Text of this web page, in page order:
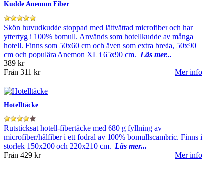
Kudde Anemon Fiber
Skön huvudkudde stoppad med lättvättad microfiber och har
yttertyg i 100% bomull. Används som hotellkudde av många
hotell. Finns som 50x60 cm och även som extra breda, 50x90
cm och populära Anemon XL i 65x90 cm. Läs mer...
389 kr
Från 311 kr Mer info
Hotelltäcke
Rutsticksat hotell-fibertäcke med 680 g fyllning av
microfiber/hålfiber i ett fodral av 100% bomullscambric. Finns i
storlek 150x200 och 220x210 cm. Läs mer...
Från 429 kr Mer info